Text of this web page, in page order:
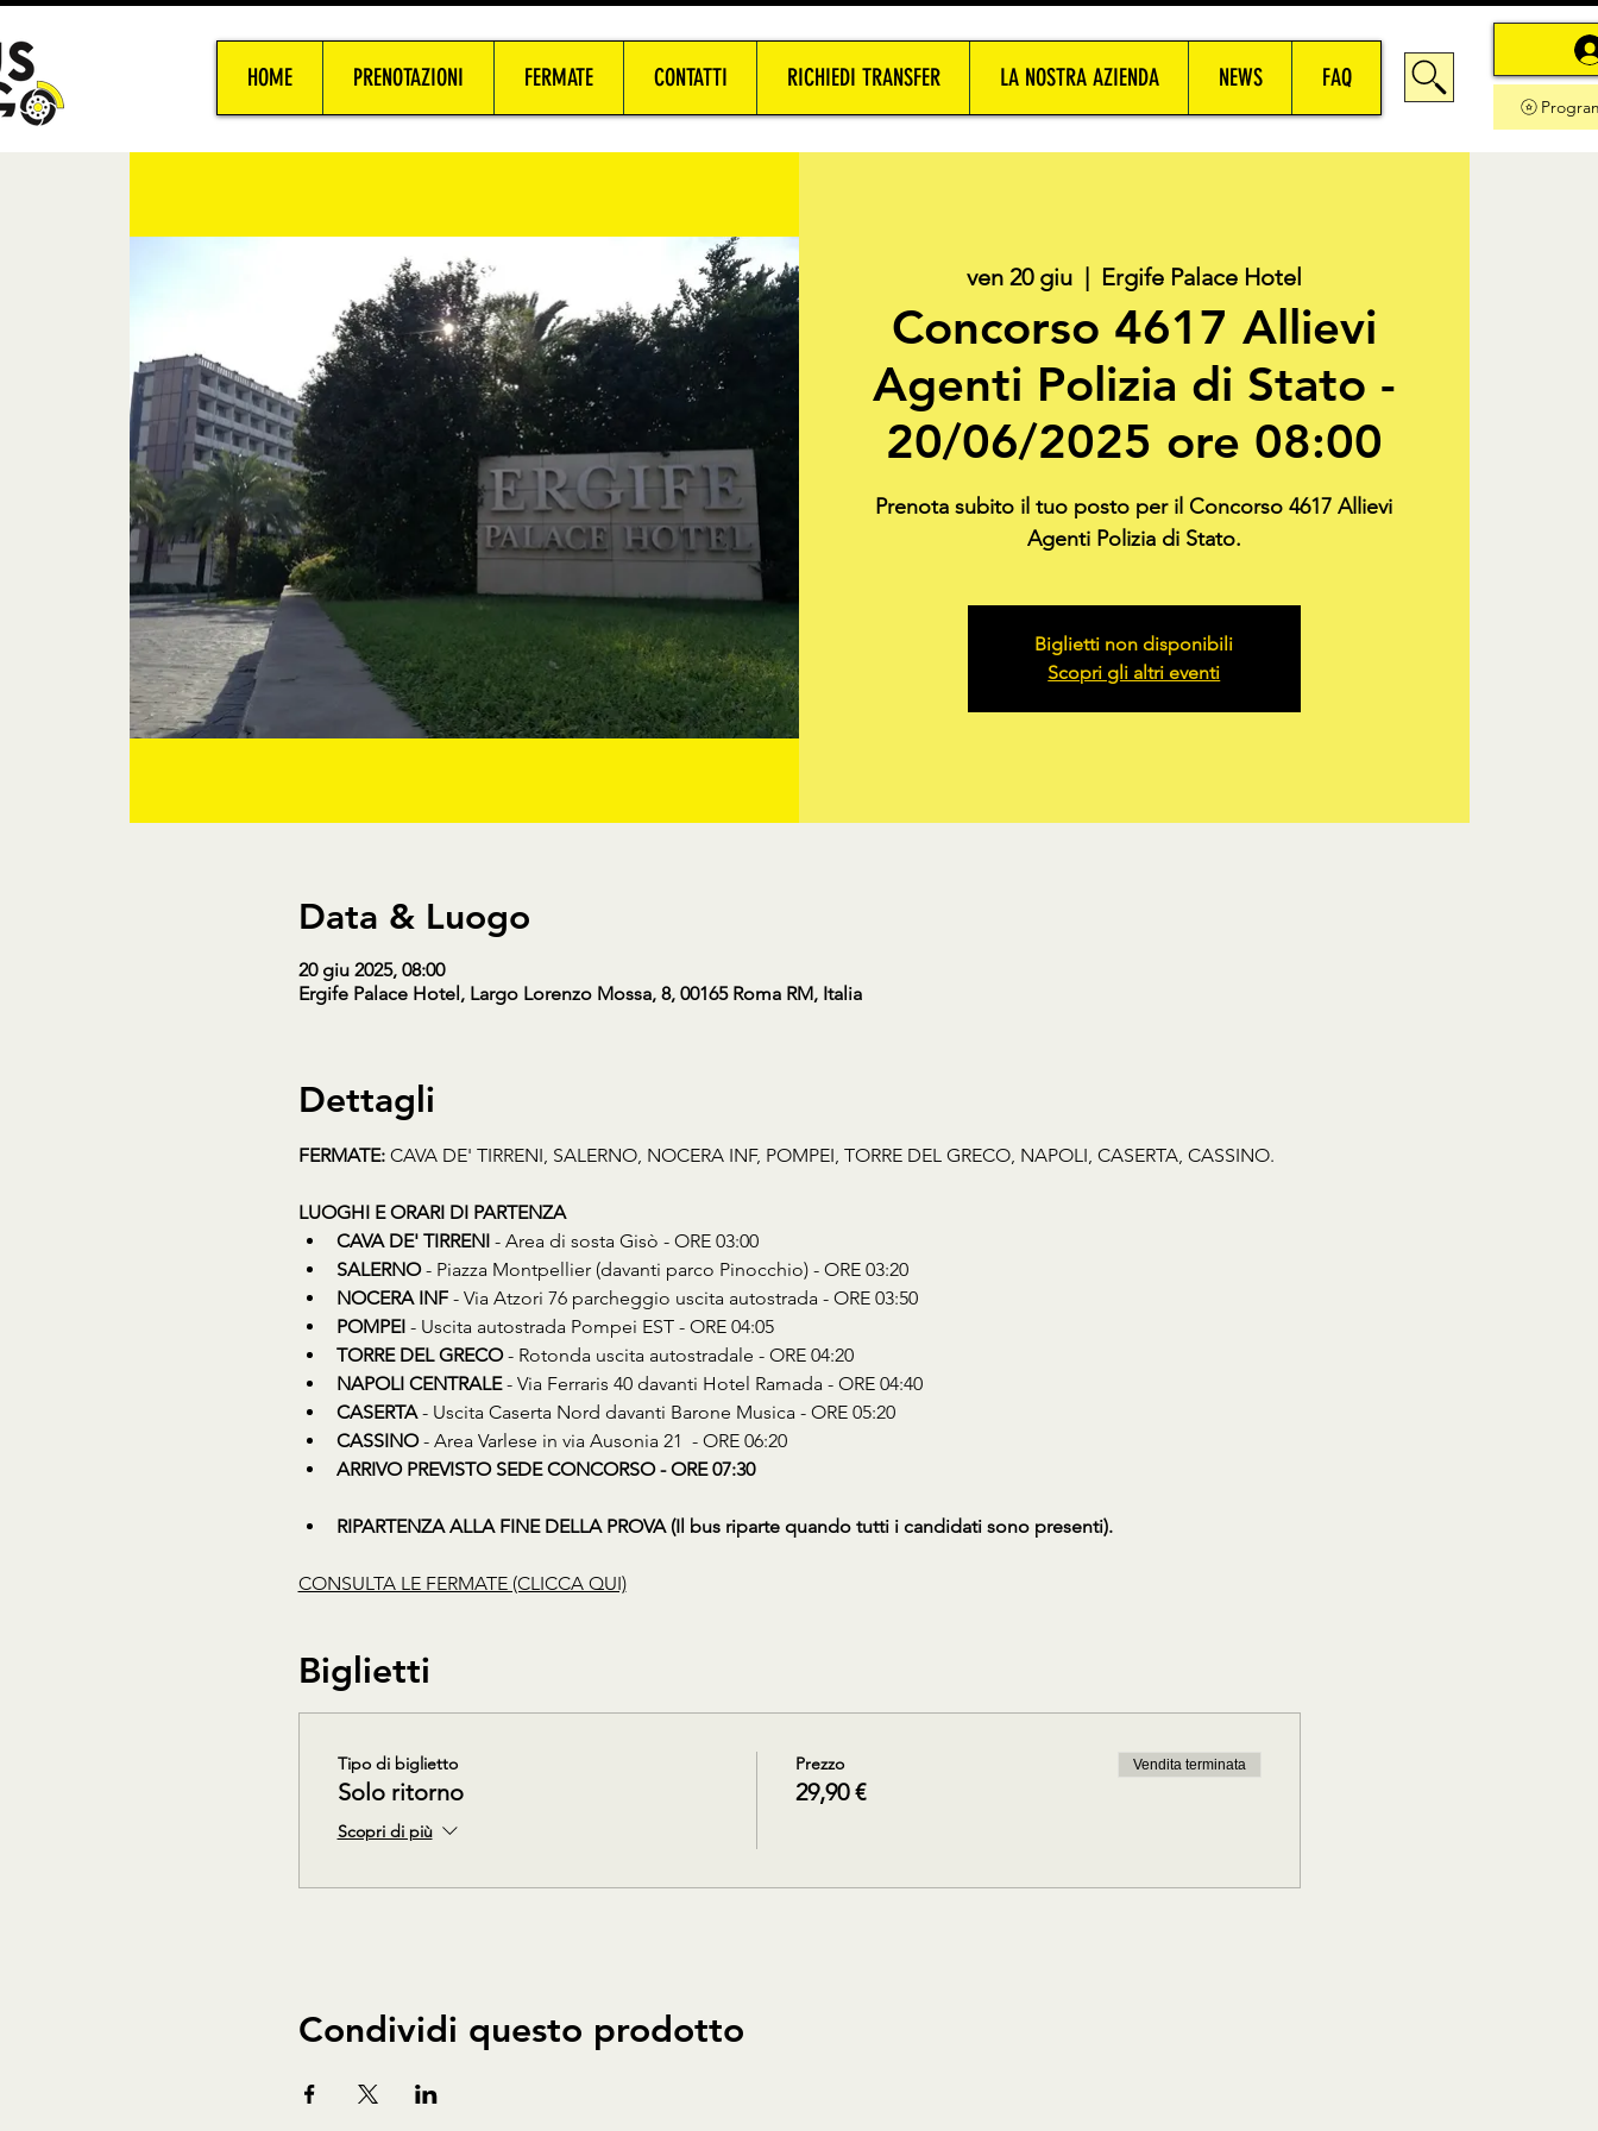
HOME PRENOTAZIONI FERMATE CONTATTI RICHIEDI TRANSFER LA NOSTRA AZIENDA NEWS FAQ
ven 20 giu
  |
Ergife Palace Hotel
Concorso 4617 Allievi
Agenti Polizia di Stato -
20/06/2025 ore 08:00
Prenota subito il tuo posto per il Concorso 4617 Allievi
Agenti Polizia di Stato.
Biglietti non disponibili
Scopri gli altri eventi
Data & Luogo
20 giu 2025, 08:00
Ergife Palace Hotel, Largo Lorenzo Mossa, 8, 00165 Roma RM, Italia
Dettagli
FERMATE: CAVA DE' TIRRENI, SALERNO, NOCERA INF, POMPEI, TORRE DEL GRECO, NAPOLI, CASERTA, CASSINO.
LUOGHI E ORARI DI PARTENZA
CAVA DE' TIRRENI - Area di sosta Gisò - ORE 03:00
SALERNO - Piazza Montpellier (davanti parco Pinocchio) - ORE 03:20
NOCERA INF - Via Atzori 76 parcheggio uscita autostrada - ORE 03:50
POMPEI - Uscita autostrada Pompei EST - ORE 04:05
TORRE DEL GRECO - Rotonda uscita autostradale - ORE 04:20
NAPOLI CENTRALE - Via Ferraris 40 davanti Hotel Ramada - ORE 04:40
CASERTA - Uscita Caserta Nord davanti Barone Musica - ORE 05:20
CASSINO - Area Varlese in via Ausonia 21  - ORE 06:20
ARRIVO PREVISTO SEDE CONCORSO - ORE 07:30
RIPARTENZA ALLA FINE DELLA PROVA (Il bus riparte quando tutti i candidati sono presenti).
CONSULTA LE FERMATE (CLICCA QUI)
Biglietti
Tipo di biglietto
Solo ritorno
Scopri di più
Prezzo
29,90 €
Vendita terminata
Condividi questo prodotto